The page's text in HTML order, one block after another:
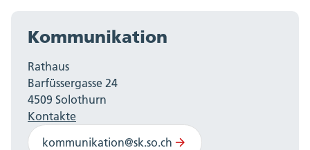
Kommunikation
Rathaus
Barfüssergasse 24
4509 Solothurn
Kontakte
kommunikation@sk.so.ch